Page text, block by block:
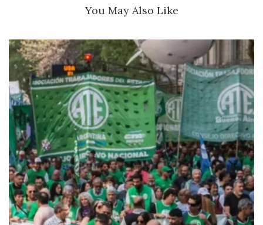
You May Also Like